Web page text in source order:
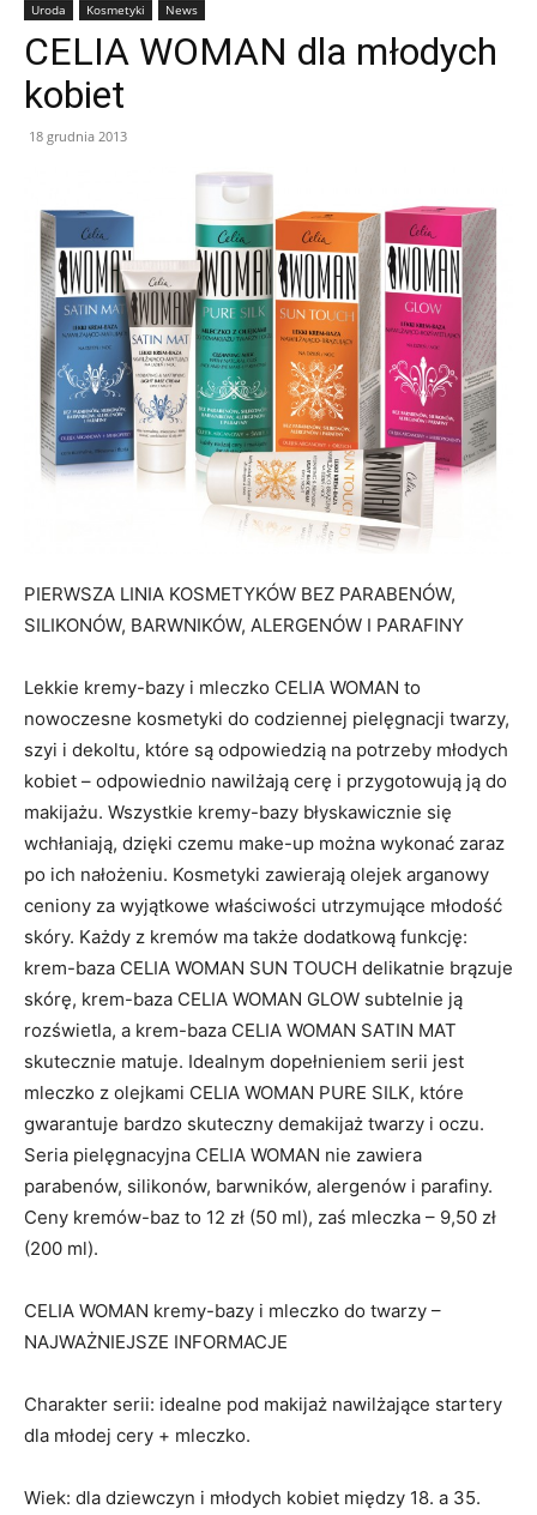
Uroda Kosmetyki News
CELIA WOMAN dla młodych
kobiet
18 grudnia 2013
PIERWSZA LINIA KOSMETYKÓW BEZ PARABENÓW,
SILIKONÓW, BARWNIKÓW, ALERGENÓW I PARAFINY
Lekkie kremy-bazy i mleczko CELIA WOMAN to
nowoczesne kosmetyki do codziennej pielęgnacji twarzy,
szyi i dekoltu, które są odpowiedzią na potrzeby młodych
kobiet – odpowiednio nawilżają cerę i przygotowują ją do
makijażu. Wszystkie kremy-bazy błyskawicznie się
wchłaniają, dzięki czemu make-up można wykonać zaraz
po ich nałożeniu. Kosmetyki zawierają olejek arganowy
ceniony za wyjątkowe właściwości utrzymujące młodość
skóry. Każdy z kremów ma także dodatkową funkcję:
krem-baza CELIA WOMAN SUN TOUCH delikatnie brązuje
skórę, krem-baza CELIA WOMAN GLOW subtelnie ją
rozświetla, a krem-baza CELIA WOMAN SATIN MAT
skutecznie matuje. Idealnym dopełnieniem serii jest
mleczko z olejkami CELIA WOMAN PURE SILK, które
gwarantuje bardzo skuteczny demakijaż twarzy i oczu.
Seria pielęgnacyjna CELIA WOMAN nie zawiera
parabenów, silikonów, barwników, alergenów i parafiny.
Ceny kremów-baz to 12 zł (50 ml), zaś mleczka – 9,50 zł
(200 ml).
CELIA WOMAN kremy-bazy i mleczko do twarzy –
NAJWAŻNIEJSZE INFORMACJE
Charakter serii: idealne pod makijaż nawilżające startery
dla młodej cery + mleczko.
Wiek: dla dziewczyn i młodych kobiet między 18. a 35.